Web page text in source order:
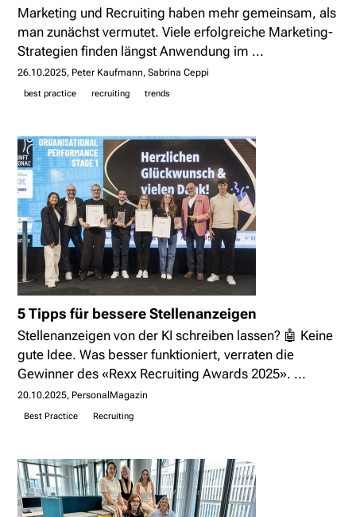
Marketing und Recruiting haben mehr gemeinsam, als
man zunächst vermutet. Viele erfolgreiche Marketing-
Strategien finden längst Anwendung im ...
26.10.2025 Peter Kaufmann, Sabrina Ceppi
best practice recruiting trends
5 Tipps für bessere Stellenanzeigen
Stellenanzeigen von der KI schreiben lassen? 🤖 Keine
gute Idee. Was besser funktioniert, verraten die
Gewinner des «Rexx Recruiting Awards 2025». ...
20.10.2025 PersonalMagazin
Best Practice Recruiting